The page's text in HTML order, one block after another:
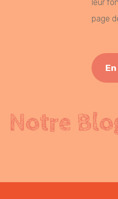
leur
page
Notre